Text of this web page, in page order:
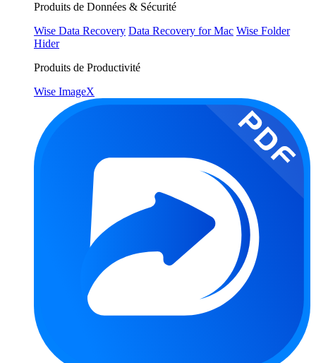
Produits de Données & Sécurité
Wise Data Recovery Data Recovery for Mac Wise Folder
Hider
Produits de Productivité
Wise ImageX